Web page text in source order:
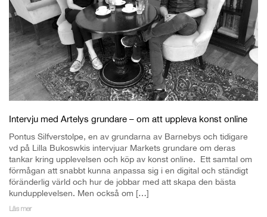
Intervju med Artelys grundare – om att uppleva konst online
Pontus Silfverstolpe, en av grundarna av Barnebys och tidigare
vd på Lilla Bukoswkis intervjuar Markets grundare om deras
tankar kring upplevelsen och köp av konst online. Ett samtal om
förmågan att snabbt kunna anpassa sig i en digital och ständigt
föränderlig värld och hur de jobbar med att skapa den bästa
kundupplevelsen. Men också om […]
Läs mer